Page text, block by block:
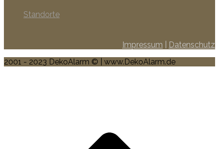
Standorte
Impressum
Datenschutz
2001 - 2023 DekoAlarm © | www.DekoAlarm.de